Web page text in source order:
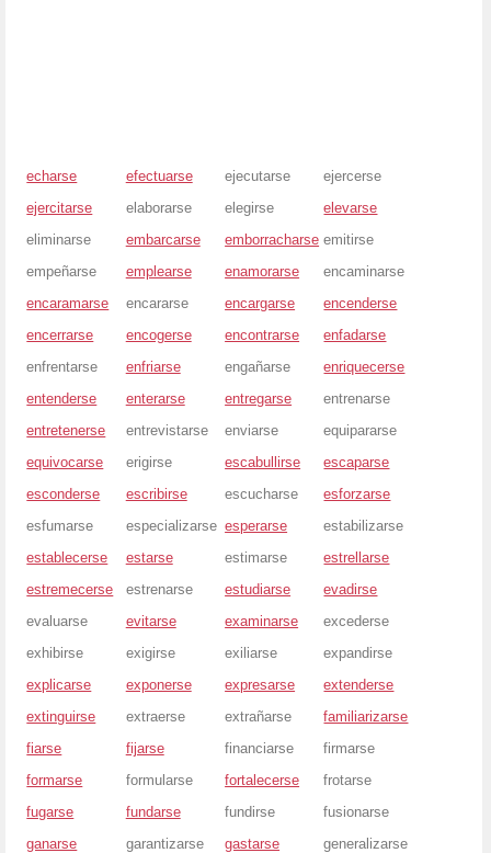
echarse efectuarse ejecutarse
ejercerse
ejercitarse
elaborarse elegirse
elevarse
eliminarse
embarcarse emborracharse emitirse
empeñarse
emplearse enamorarse
encaminarse
encaramarse
encararse encargarse
encenderse
encerrarse
encogerse encontrarse
enfadarse
enfrentarse
enfriarse engañarse
enriquecerse
entenderse
enterarse entregarse
entrenarse
entretenerse
entrevistarse enviarse
equipararse
equivocarse
erigirse escabullirse
escaparse
esconderse
escribirse escucharse
esforzarse
esfumarse
especializarse esperarse
estabilizarse
establecerse
estarse estimarse
estrellarse
estremecerse
estrenarse estudiarse
evadirse
evaluarse
evitarse examinarse
excederse
exhibirse
exigirse exiliarse
expandirse
explicarse
exponerse expresarse
extenderse
extinguirse
extraerse extrañarse
familiarizarse
fiarse
fijarse financiarse
firmarse
formarse
formularse fortalecerse
frotarse
fugarse
fundarse fundirse
fusionarse
ganarse
garantizarse gastarse generalizarse